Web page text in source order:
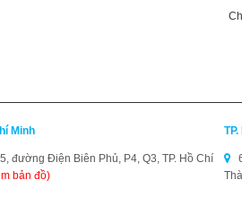
Minh
đường Điện Biên Phủ, P4, Q3, TP. Hồ Chí
bản đồ)